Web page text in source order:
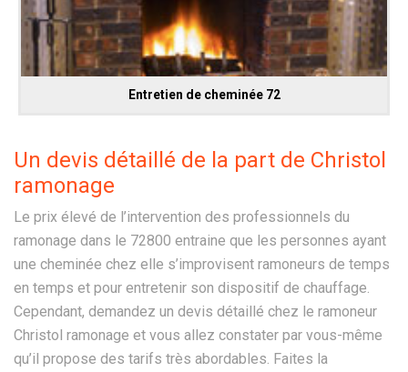
Entretien de cheminée 72
Un devis détaillé de la part de Christol
ramonage
Le prix élevé de l’intervention des professionnels du
ramonage dans le 72800 entraine que les personnes ayant
une cheminée chez elle s’improvisent ramoneurs de temps
en temps et pour entretenir son dispositif de chauffage.
Cependant, demandez un devis détaillé chez le ramoneur
Christol ramonage et vous allez constater par vous-même
qu’il propose des tarifs très abordables. Faites la